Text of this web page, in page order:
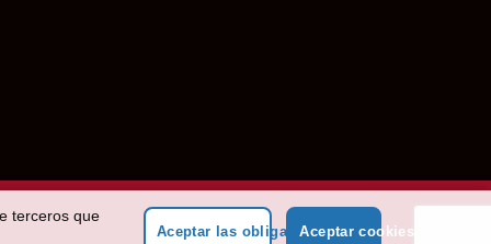
terceros que
Aceptar las obligatoriasAceptar cookies